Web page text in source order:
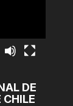
DE
CHILE